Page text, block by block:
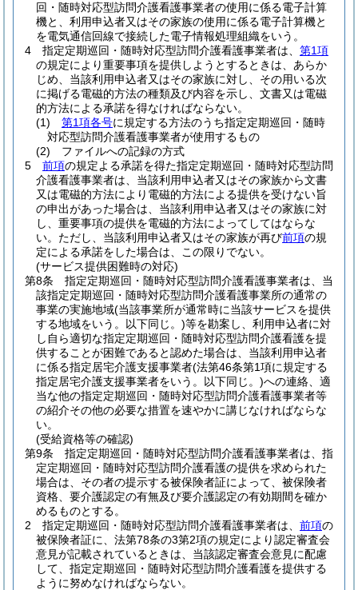
回・随時対応型訪問介護看護事業者の使用に係る電子計算
機と、利用申込者又はその家族の使用に係る電子計算機と
を電気通信回線で接続した電子情報処理組織をいう。
4
指定定期巡回・随時対応型訪問介護看護事業者は、 第1項
の規定により重要事項を提供しようとするときは、あらか
じめ、当該利用申込者又はその家族に対し、その用いる次
に掲げる電磁的方法の種類及び内容を示し、文書又は電磁
的方法による承諾を得なければならない。
(1)
第1項各号に規定する方法のうち指定定期巡回・随時
対応型訪問介護看護事業者が使用するもの
(2)
ファイルへの記録の方式
5
前項の規定よる承諾を得た指定定期巡回・随時対応型訪問
介護看護事業者は、当該利用申込者又はその家族から文書
又は電磁的方法により電磁的方法による提供を受けない旨
の申出があった場合は、当該利用申込者又はその家族に対
し、重要事項の提供を電磁的方法によってしてはならな
い。 ただし、当該利用申込者又はその家族が再び前項の規
定による承諾をした場合は、この限りでない。
(サービス提供困難時の対応)
第8条
指定定期巡回・随時対応型訪問介護看護事業者は、当
該指定定期巡回・随時対応型訪問介護看護事業所の通常の
事業の実施地域(当該事業所が通常時に当該サービスを提供
する地域をいう。以下同じ。)等を勘案し、利用申込者に対
し自ら適切な指定定期巡回・随時対応型訪問介護看護を提
供することが困難であると認めた場合は、当該利用申込者
に係る指定居宅介護支援事業者(法第46条第1項に規定する
指定居宅介護支援事業者をいう。以下同じ。)への連絡、適
当な他の指定定期巡回・随時対応型訪問介護看護事業者等
の紹介その他の必要な措置を速やかに講じなければならな
い。
(受給資格等の確認)
第9条
指定定期巡回・随時対応型訪問介護看護事業者は、指
定定期巡回・随時対応型訪問介護看護の提供を求められた
場合は、その者の提示する被保険者証によって、被保険者
資格、要介護認定の有無及び要介護認定の有効期間を確か
めるものとする。
2
指定定期巡回・随時対応型訪問介護看護事業者は、 前項の
被保険者証に、法第78条の3第2項の規定により認定審査会
意見が記載されているときは、当該認定審査会意見に配慮
して、指定定期巡回・随時対応型訪問介護看護を提供する
ように努めなければならない。